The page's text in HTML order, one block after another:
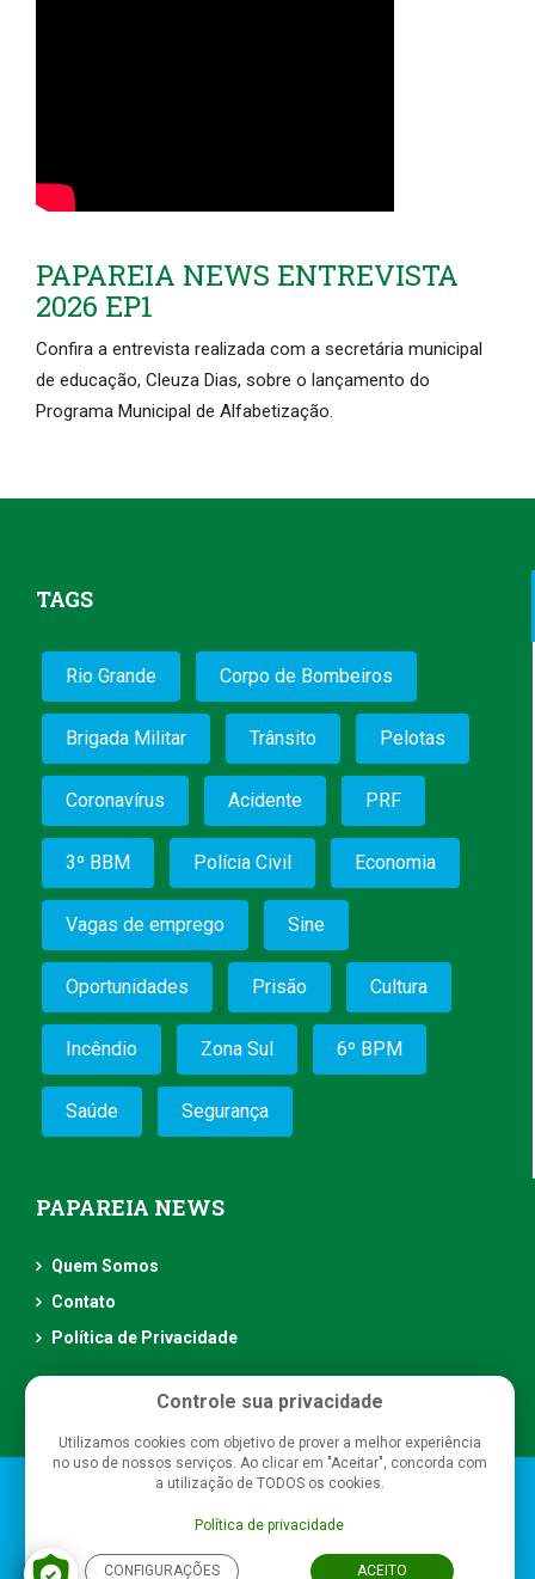
PAPAREIA NEWS ENTREVISTA
2026 EP1
Confira a entrevista realizada com a secretária municipal
de educação, Cleuza Dias, sobre o lançamento do
Programa Municipal de Alfabetização.
TAGS
Rio Grande Corpo de Bombeiros
Brigada Militar Trânsito Pelotas
Coronavírus Acidente PRF
3º BBM Polícia Civil Economia
Vagas de emprego Sine
Oportunidades Prisão Cultura
Incêndio Zona Sul 6º BPM
Saúde Segurança
PAPAREIA NEWS
Quem Somos
Contato
Política de Privacidade
Papareia News - Todos os direitos reservados
Controle sua privacidade
Utilizamos cookies com objetivo de prover a melhor experiência
no uso de nossos serviços. Ao clicar em "Aceitar", concorda com
a utilização de TODOS os cookies.
Política de privacidade
CONFIGURAÇÕES ACEITO